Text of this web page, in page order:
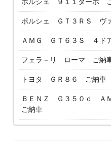
ポルシェ ９１１ターボ
ポルシェ ＧＴ３ＲＳ ヴ
ＡＭＧ ＧＴ６３Ｓ ４ド
フェラ－リ ローマ ご納
トヨタ ＧＲ８６ ご納車
ＢＥＮＺ Ｇ３５０ｄ Ａ
ご納車